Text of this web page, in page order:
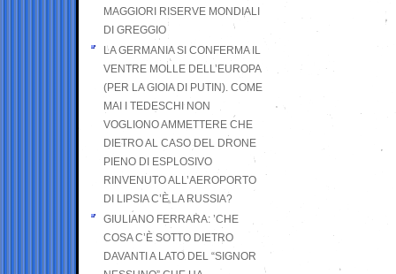
MAGGIORI RISERVE MONDIALI
DI GREGGIO
LA GERMANIA SI CONFERMA IL
VENTRE MOLLE DELL’EUROPA
(PER LA GIOIA DI PUTIN). COME
MAI I TEDESCHI NON
VOGLIONO AMMETTERE CHE
DIETRO AL CASO DEL DRONE
PIENO DI ESPLOSIVO
RINVENUTO ALL’AEROPORTO
DI LIPSIA C’È LA RUSSIA?
GIULIANO FERRARA: ’CHE
COSA C’È SOTTO DIETRO
DAVANTI A LATO DEL “SIGNOR